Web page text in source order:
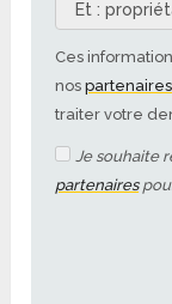
Ces
nospartenaires
traiter votre
Je souhaite
partenaires